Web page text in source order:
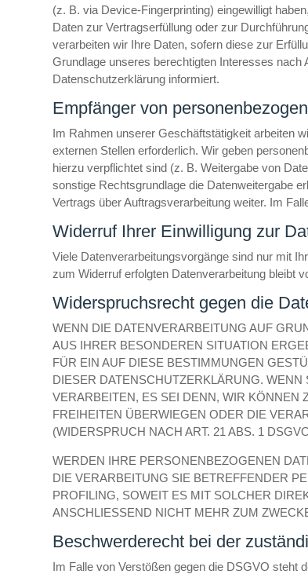
(z. B. via Device-Fingerprinting) eingewilligt
Daten zur Vertragserfüllung oder zur
verarbeiten wir Ihre Daten, sofern diese zur
Grundlage unseres berechtigten Interesses
Datenschutzerklärung informiert.
Empfänger von
Im Rahmen unserer Geschäftstätigkeit arbeiten
externen Stellen erforderlich. Wir geben
hierzu verpflichtet sind (z. B. Weitergabe von
sonstige Rechtsgrundlage die Datenweitergabe
Vertrags über Auftragsverarbeitung weiter. Im
Widerruf Ihrer Einwilligung zur
Viele Datenverarbeitungsvorgänge sind nur mit
zum Widerruf erfolgten Datenverarbeitung bleibt
Widerspruchsrecht gegen die
WENN DIE DATENVERARBEITUNG AUF
AUS IHRER BESONDEREN SITUATION
FÜR EIN AUF DIESE BESTIMMUNGEN
DIESER DATENSCHUTZERKLÄRUNG.
VERARBEITEN, ES SEI DENN, WIR KÖNNEN
FREIHEITEN ÜBERWIEGEN ODER DIE
(WIDERSPRUCH NACH ART. 21 ABS. 1
WERDEN IHRE PERSONENBEZOGENEN
DIE VERARBEITUNG SIE BETREFFENDER
PROFILING, SOWEIT ES MIT SOLCHER
ANSCHLIESSEND NICHT MEHR ZUM
Beschwerde­recht bei der
Im Falle von Verstößen gegen die DSGVO steht